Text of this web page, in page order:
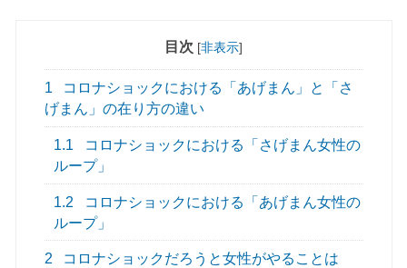
目次 [非表示]
1
コロナショックにおける「あげまん」と「さ
げまん」の在り方の違い
1.1
コロナショックにおける「さげまん女性の
ループ」
1.2
コロナショックにおける「あげまん女性の
ループ」
2
コロナショックだろうと女性がやることは